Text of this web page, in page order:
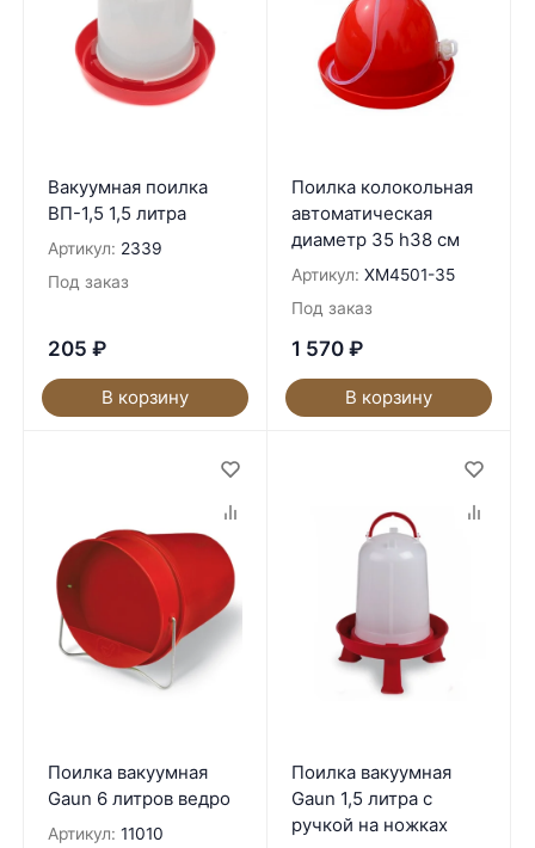
Вакуумная поилка
ВП-1,5 1,5 литра
Артикул: 2339
Под заказ
205 ₽
В корзину
Поилка колокольная
автоматическая
диаметр 35 h38 см
Артикул: XM4501-35
Под заказ
1 570 ₽
В корзину
Поилка вакуумная
Gaun 6 литров ведро
Артикул: 11010
Поилка вакуумная
Gaun 1,5 литра с
ручкой на ножках